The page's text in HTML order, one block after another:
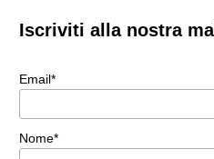
Iscriviti alla nostra
Email*
Nome*